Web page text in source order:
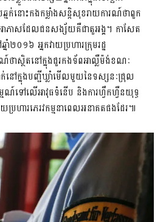
ក់នោះកងកម្លាំងសន្តិសុខរាយការណ៍ថាពួក
ាភាសដែលជនសង្ស័យគឺជាតួអង្គ។ កាសែត
០១៦ អ្នកវាយប្រហារក្រុមរដ្ឋ
ណ៍ថាស្ថិតនៅក្នុងជួរកងទ័ពអាល្លឺម៉ង់ខណៈ
នៅក្នុងបញ្ជីឃ្លាំមើលមួយនៃទស្សនៈជ្រុល
ណ៍ទៅលើអាវុធទំនើប និងការហ្វឹកហ្វឺនយុទ្ធ
ប្រហារភេរវកម្មនាពេលអនាគតផងដែរ៕